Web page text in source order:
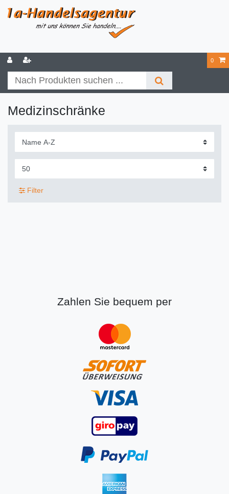
0
Medizinschränke
Filter
Zahlen Sie bequem per